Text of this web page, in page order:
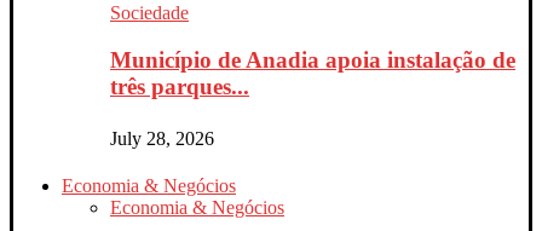
Sociedade
Município de Anadia apoia instalação de
três parques...
July 28, 2026
Economia & Negócios
Economia & Negócios